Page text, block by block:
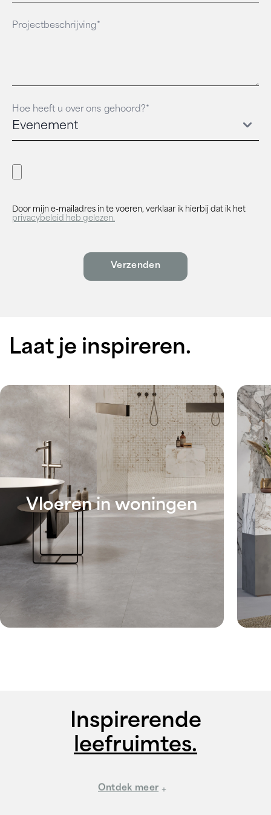
Projectbeschrijving*
Hoe heeft u over ons gehoord?*
Door mijn e-mailadres in te voeren, verklaar ik hierbij dat ik het
privacybeleid heb gelezen.
Laat je inspireren.
Vloeren in woningen
Inspirerende
leefruimtes.
Ontdek meer